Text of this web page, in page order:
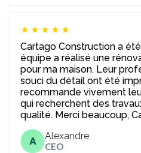
★★★★★
Cartago Construction a
équipe a réalisé une
pour ma maison. Leur
souci du détail ont été
recommande vivement
qui recherchent des
qualité. Merci beaucoup,
A
Alexandre
CEO